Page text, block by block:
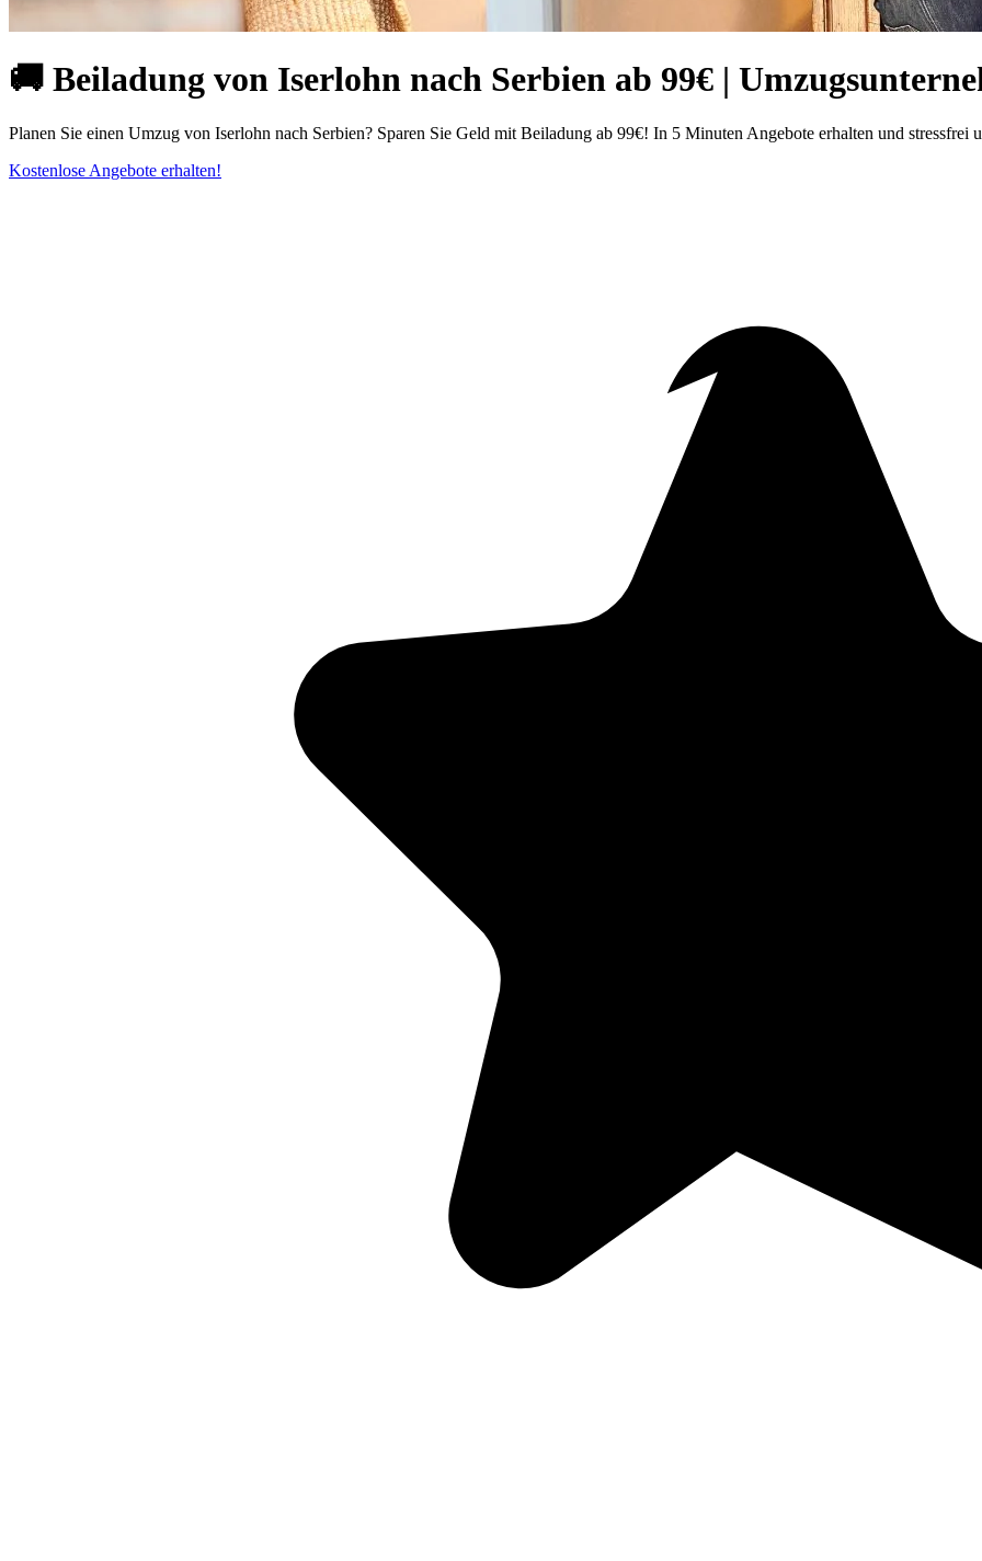
🚚 Beiladung von Iserlohn nach Serbien ab 99€ |
Planen Sie einen Umzug von Iserlohn nach Serbien? Sparen Sie Geld mit Beiladung ab 99€! In 5 Minuten Angebote erhalten und stressfrei
Kostenlose Angebote erhalten!